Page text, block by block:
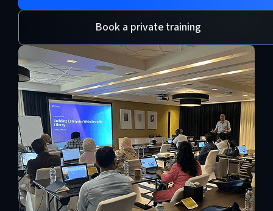
Book a private training